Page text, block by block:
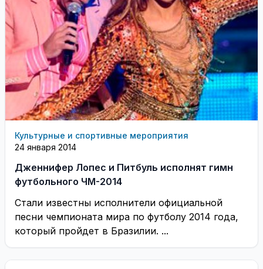
Культурные и спортивные мероприятия
24 января 2014
Дженнифер Лопес и Питбуль исполнят гимн
футбольного ЧМ-2014
Стали известны исполнители официальной
песни чемпионата мира по футболу 2014 года,
который пройдет в Бразилии. ...